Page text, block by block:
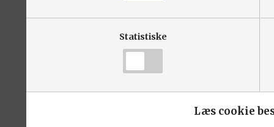
Statistiske
Læs cookie